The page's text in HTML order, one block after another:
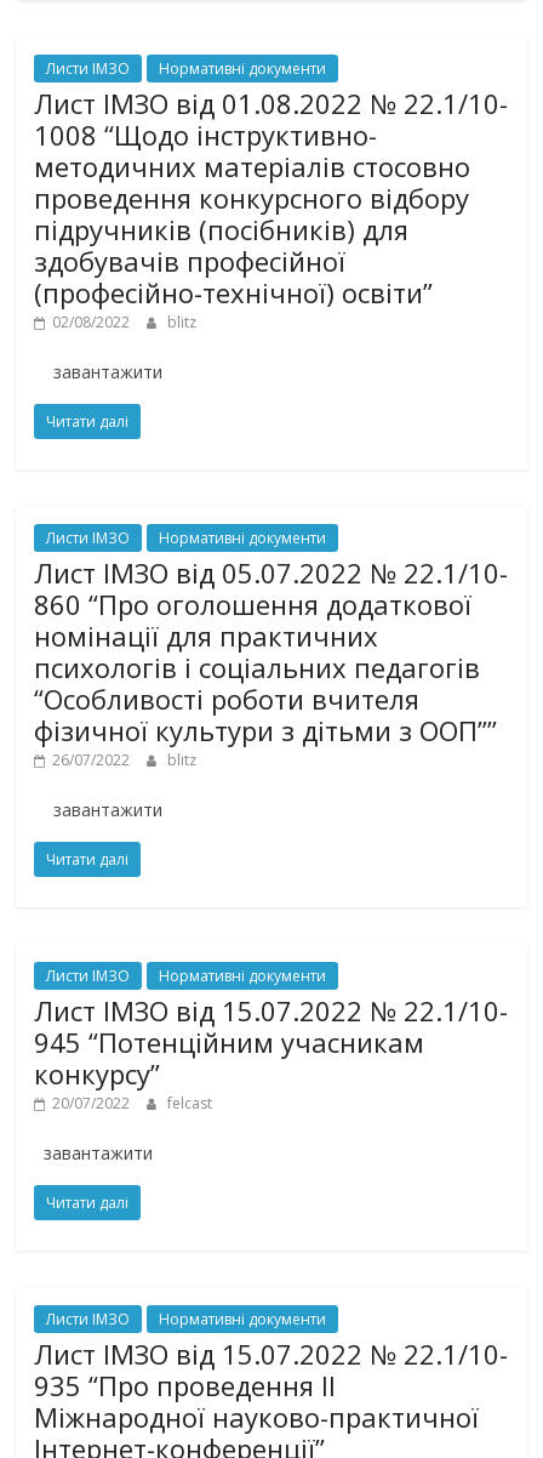
Листи ІМЗО Нормативні документи
Лист ІМЗО від 01.08.2022 № 22.1/10-
1008 “Щодо інструктивно-
методичних матеріалів стосовно
проведення конкурсного відбору
підручників (посібників) для
здобувачів професійної
(професійно-технічної) освіти”
02/08/2022 blitz
завантажити
Читати далі
Листи ІМЗО Нормативні документи
Лист ІМЗО від 05.07.2022 № 22.1/10-
860 “Про оголошення додаткової
номінації для практичних
психологів і соціальних педагогів
“Особливості роботи вчителя
фізичної культури з дітьми з ООП””
26/07/2022 blitz
завантажити
Читати далі
Листи ІМЗО Нормативні документи
Лист ІМЗО від 15.07.2022 № 22.1/10-
945 “Потенційним учасникам
конкурсу”
20/07/2022 felcast
завантажити
Читати далі
Листи ІМЗО Нормативні документи
Лист ІМЗО від 15.07.2022 № 22.1/10-
935 “Про проведення ІІ
Міжнародної науково-практичної
Інтернет-конференції”